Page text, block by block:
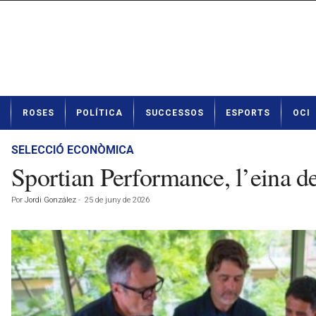
t
ROSES POLÍTICA SUCCESSOS ESPORTS OCI
SELECCIÓ ECONÒMICA
Sportian Performance, l’eina
Por Jordi González - 25 de juny de 2026